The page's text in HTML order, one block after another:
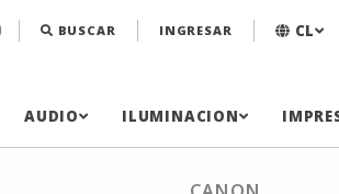
BUSCAR INGRESAR CL
AUDIO ILUMINACION